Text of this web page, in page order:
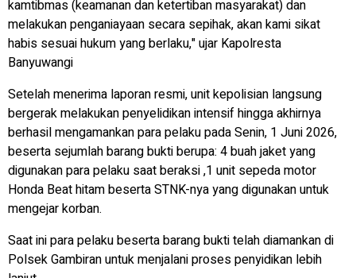
kamtibmas (keamanan dan ketertiban masyarakat) dan
melakukan penganiayaan secara sepihak, akan kami sikat
habis sesuai hukum yang berlaku," ujar Kapolresta
Banyuwangi
Setelah menerima laporan resmi, unit kepolisian langsung
bergerak melakukan penyelidikan intensif hingga akhirnya
berhasil mengamankan para pelaku pada Senin, 1 Juni 2026,
beserta sejumlah barang bukti berupa: 4 buah jaket yang
digunakan para pelaku saat beraksi ,1 unit sepeda motor
Honda Beat hitam beserta STNK-nya yang digunakan untuk
mengejar korban.
Saat ini para pelaku beserta barang bukti telah diamankan di
Polsek Gambiran untuk menjalani proses penyidikan lebih